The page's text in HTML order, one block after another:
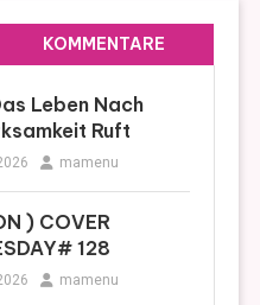
KOMMENTARE
Leben Nach
Ruft
mamenu
) COVER
128
mamenu